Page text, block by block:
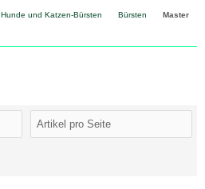
Hunde und Katzen-Bürsten Bürsten
Master